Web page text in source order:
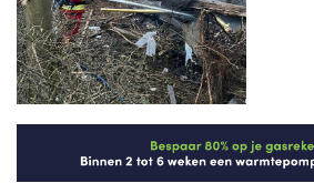
Man(19) 30 dagen langer vast voor
moord op Jet (17)
▼ Ad by Refinery89